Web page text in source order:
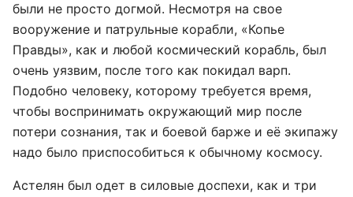
были не просто догмой. Несмотря на свое
вооружение и патрульные корабли, «Копье
Правды», как и любой космический корабль, был
очень уязвим, после того как покидал варп.
Подобно человеку, которому требуется время,
чтобы воспринимать окружающий мир после
потери сознания, так и боевой барже и её экипажу
надо было приспособиться к обычному космосу.
Астелян был одет в силовые доспехи, как и три